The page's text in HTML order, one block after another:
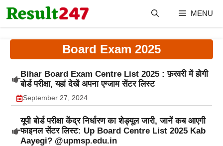
Skip
to
MENU
Board Exam 2025
Bihar Board Exam Centre List 2025 : फ़रवरी में होगी
बोर्ड परीक्षा, यहां देखें अपना एग्जाम सेंटर लिस्ट
September 27, 2024
यूपी बोर्ड परीक्षा केंद्र निर्धारण का शेड्यूल जारी, जानें कब आएगी
फाइनल सेंटर लिस्ट: Up Board Centre List 2025 Kab
Aayegi? @upmsp.edu.in